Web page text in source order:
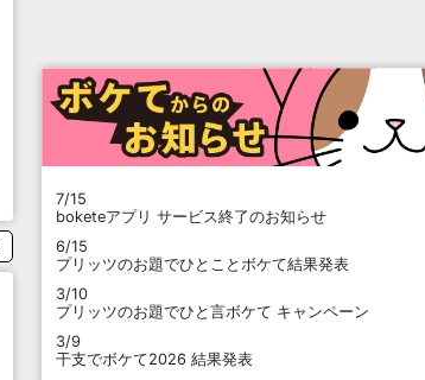
7/15
boketeアプリ サービス終了のお知らせ
6/15
プリッツのお題でひとことボケて結果発表
3/10
プリッツのお題でひと言ボケて キャンペーン
3/9
干支でボケて2026 結果発表